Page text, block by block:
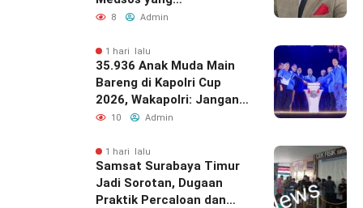
Mengandung Provokasi
8 Admin
1 hari lalu
35.936 Anak Muda Main
Bareng di Kapolri Cup
2026, Wakapolri: Jangan
Cuma Jadi Penonton,
10 Admin
1 hari lalu
Samsat Surabaya Timur
Jadi Sorotan, Dugaan
Praktik Percaloan dan